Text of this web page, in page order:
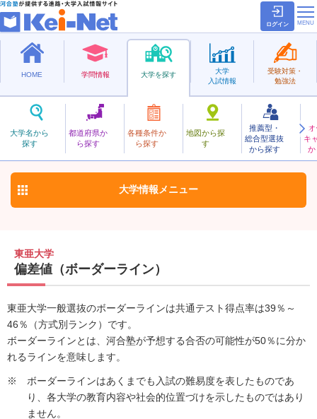
ログイン
HOME 学問情報 大学を探す
大学名から
探す
都道府県か
ら探す
各種条件か
ら探す
地図から探
す
推薦型・
総合型選抜
から探す
キ
か
大学
入試情報
受験対策・
勉強法
私立
とうあ
東亜大学 お気に入り
大学情報 メニュー
東亜大学
偏差値（ボーダーライン）
東亜大学一般選抜のボーダーラインは共通テスト得点率は39％～
46％（方式別ランク）です。
ボーダーラインとは、河合塾が予想する合否の可能性が50％に分か
れるラインを意味します。
ボーダーラインはあくまでも入試の難易度を表したものであ
り、各大学の教育内容や社会的位置づけを示したものではあり
ません。